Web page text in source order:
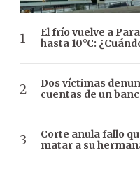
El frío vuelve a
hasta 10°C:
Dos víctimas
cuentas de un
Corte anula fallo
matar a su